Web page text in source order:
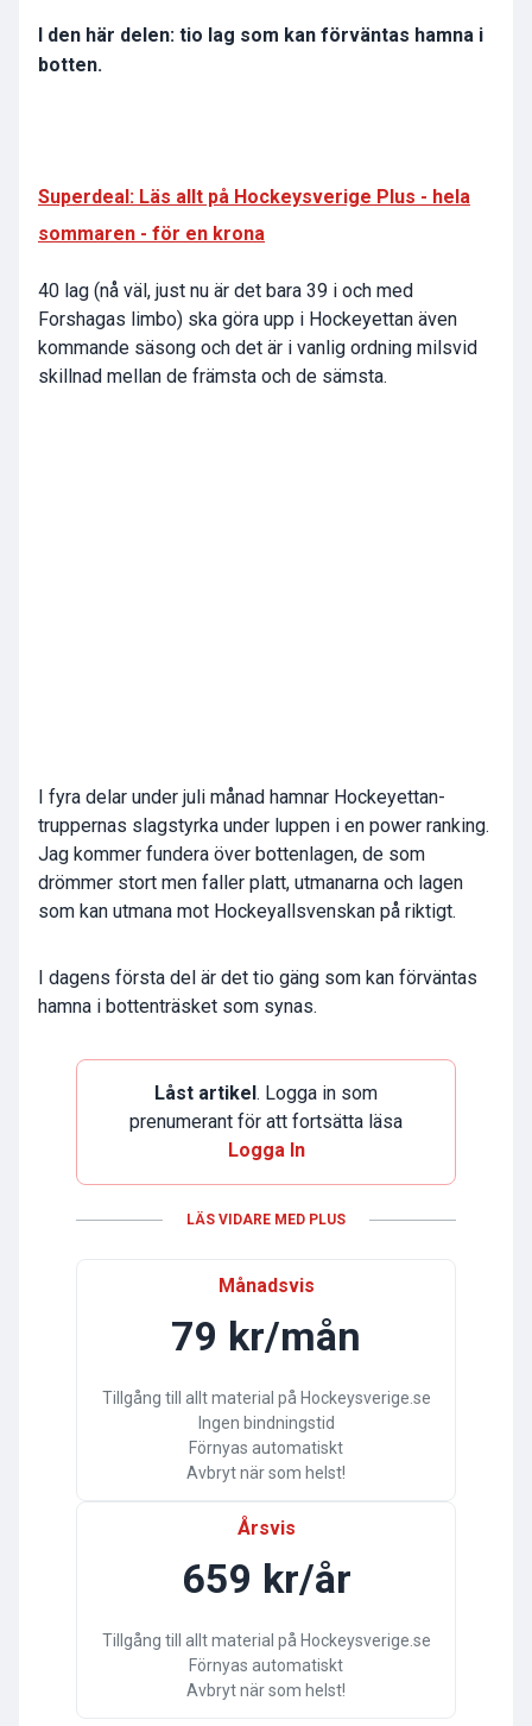
I den här delen: tio lag som kan förväntas hamna i
botten.
Superdeal: Läs allt på Hockeysverige Plus - hela
sommaren - för en krona
40 lag (nå väl, just nu är det bara 39 i och med
Forshagas limbo) ska göra upp i Hockeyettan även
kommande säsong och det är i vanlig ordning milsvid
skillnad mellan de främsta och de sämsta.
I fyra delar under juli månad hamnar Hockeyettan-
truppernas slagstyrka under luppen i en power ranking.
Jag kommer fundera över bottenlagen, de som
drömmer stort men faller platt, utmanarna och lagen
som kan utmana mot Hockeyallsvenskan på riktigt.
I dagens första del är det tio gäng som kan förväntas
hamna i bottenträsket som synas.
Låst artikel . Logga in som
prenumerant för att fortsätta läsa
Logga In
LÄS VIDARE MED PLUS
Månadsvis
79 kr/mån
Tillgång till allt material på Hockeysverige.se
Ingen bindningstid
Förnyas automatiskt
Avbryt när som helst!
Årsvis
659 kr/år
Tillgång till allt material på Hockeysverige.se
Förnyas automatiskt
Avbryt när som helst!